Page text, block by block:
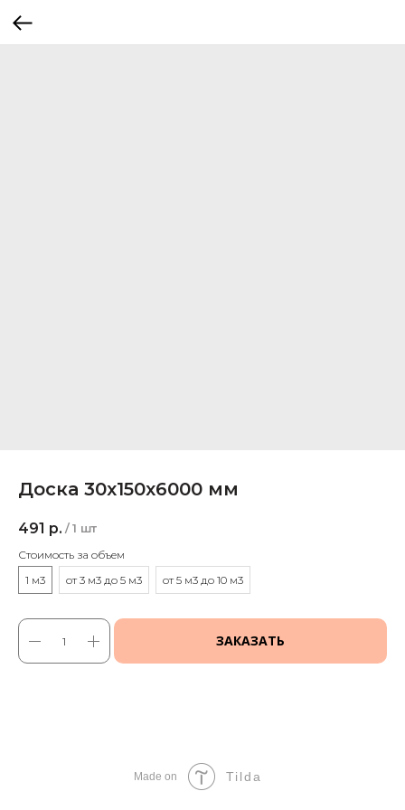
Доска 30х150х6000 мм
491 р. / 1 шт
Стоимость за объем
1 м3
от 3 м3 до 5 м3 от 5 м3 до 10 м3
ЗАКАЗАТЬ
Made on Tilda